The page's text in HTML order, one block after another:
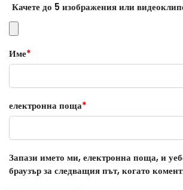
Качете до 5 изображения или
Име*
електронна поща*
Запази името ми, електронна поща, и
браузър за следващия път, когато